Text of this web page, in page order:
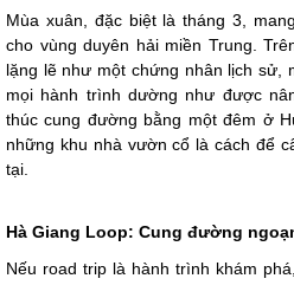
Mùa xuân, đặc biệt là tháng 3,
cho vùng duyên hải miền Trung.
lặng lẽ như một chứng nhân lịch sử,
mọi hành trình dường như được
thúc cung đường bằng một đêm ở
những khu nhà vườn cổ là cách để
tại.
Hà Giang Loop: Cung đường
Nếu road trip là hành trình khám